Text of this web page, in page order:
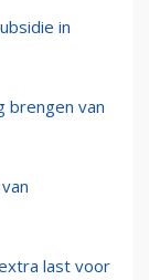
in
brengen van
last voor